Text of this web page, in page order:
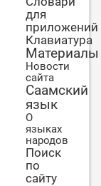
для
приложений
Клавиатура
Материалы
Новости
сайта
Саамский
язык
О
языках
народов
Поиск
по
сайту